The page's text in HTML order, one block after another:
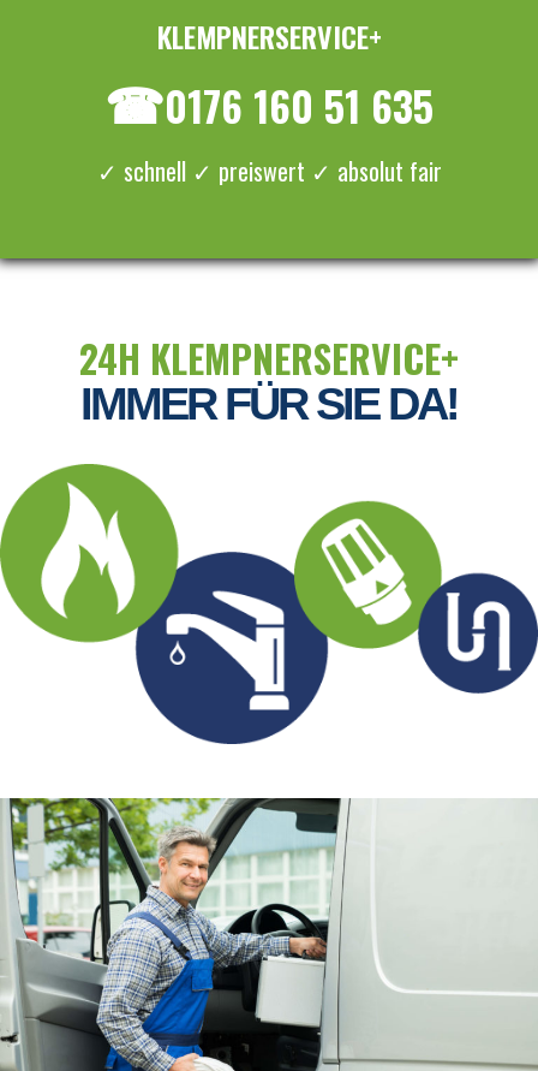
KLEMPNERSERVICE+
☎0176 160 51 635
✓ schnell ✓ preiswert ✓ absolut fair
24H KLEMPNERSERVICE+
IMMER FÜR SIE DA!